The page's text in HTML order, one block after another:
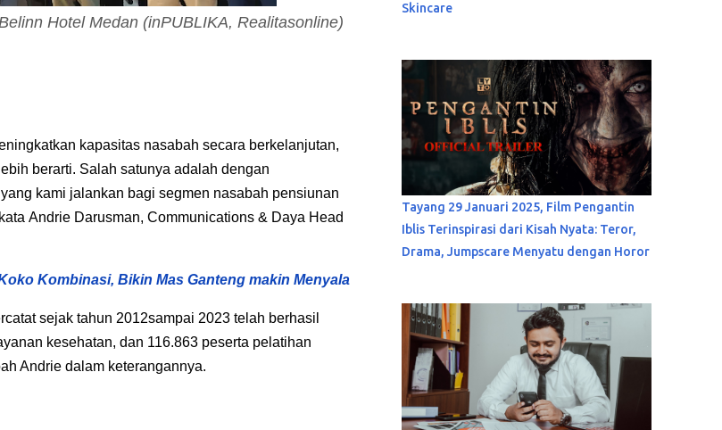
Hotel Medan (inPUBLIKA, Realitasonline)
kapasitas nasabah secara berkelanjutan,
berarti. Salah satunya adalah dengan
kami jalankan bagi segmen nasabah pensiunan
Andrie Darusman, Communications & Daya Head
Kombinasi, Bikin Mas Ganteng makin Menyala
sejak tahun 2012sampai 2023 telah berhasil
kesehatan, dan 116.863 peserta pelatihan
Andrie dalam keterangannya.
Skincare
Tayang 29 Januari 2025, Film Pengantin
Iblis Terinspirasi dari Kisah Nyata: Teror,
Drama, Jumpscare Menyatu dengan Horor